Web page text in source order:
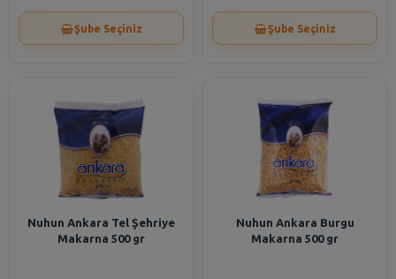
Şube Seçiniz Şube Seçiniz
Nuhun Ankara Tel Şehriye
Makarna 500 gr
Nuhun Ankara Burgu
Makarna 500 gr